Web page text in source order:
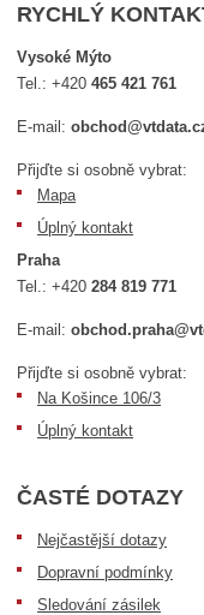
RYCHLÝ
Vysoké Mýto
Tel.:+420465 421 761
E-mail:
Přijďte si osobně vybrat:
Mapa
Úplný kontakt
Praha
Tel.:+420284 819 771
E-mail:
Přijďte si osobně vybrat:
Na Košince 106/3
Úplný kontakt
ČASTÉ DOTAZY
Nejčastější dotazy
Dopravní podmínky
Sledování zásilek